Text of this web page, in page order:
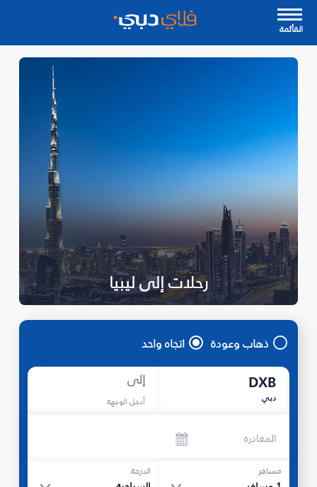
القأئمة
رحلات إلى ليبيا
ذهاب وعودة اتجاه واحد
DXB
دبي
إلى
أدخل الوجهة
المغادرة
مسافر الدرجة